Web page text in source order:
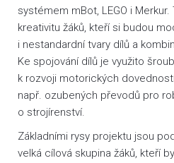
systémem mBot, LEGO i
kreativitu žáků, kteří si budou
i nestandardní tvary dílů a
Ke spojování dílů je využito
k rozvoji motorických
např. ozubených převodů pro
o strojírenství.
Základními rysy projektu jsou
velká cílová skupina žáků, kteří